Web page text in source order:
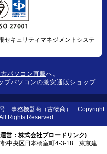
セキュリティマネジメントシステ
パソコン直販 へ。
プパソコンの激安通販ショップ
事務機器商（古物商） Copyright
Rights Reserved.
営：株式会社ブロードリンク)
中央区日本橋室町4-3-18 東京建